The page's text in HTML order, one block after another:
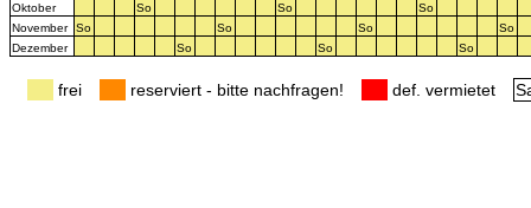
Oktober
So So
So
November
So So So
So
Dezember
So So So
frei reserviert - bitte nachfragen! def. vermietet